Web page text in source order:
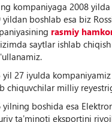
kompaniyaga 2008
yildan boshlab esa biz
rasmiy
saytlar ishlab
yil 27 iyulda
chiquvchilar milliy
yilning boshida esa
taʼminoti eksportini